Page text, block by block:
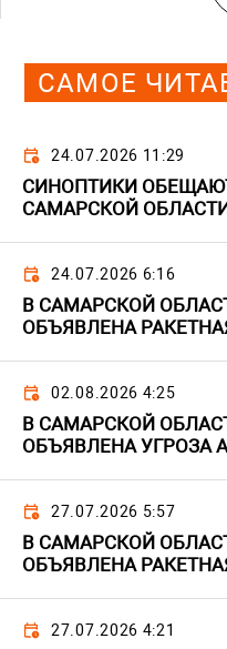
САМОЕ
24.07.2026 11:29
СИНОПТИКИ
САМАРСКОЙ
24.07.2026 6:16
В САМАРСКОЙ
ОБЪЯВЛЕНА
02.08.2026 4:25
В САМАРСКОЙ
ОБЪЯВЛЕНА УГРОЗА
27.07.2026 5:57
В САМАРСКОЙ
ОБЪЯВЛЕНА
27.07.2026 4:21